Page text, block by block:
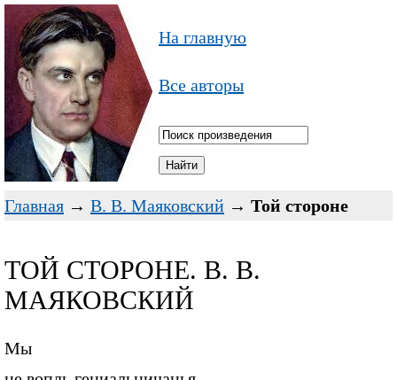
На главную
Все авторы
Главная → В. В. Маяковский → Той стороне
ТОЙ СТОРОНЕ. В. В.
МАЯКОВСКИЙ
Мы